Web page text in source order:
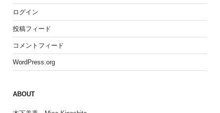
ログイン
投稿フィード
コメントフィード
WordPress.org
ABOUT